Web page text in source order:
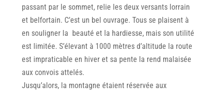
passant par le sommet, relie les deux versants lorrain
et belfortain. C’est un bel ouvrage. Tous se plaisent à
en souligner la beauté et la hardiesse, mais son utilité
est limitée. S’élevant à 1000 mètres d’altitude la route
est impraticable en hiver et sa pente la rend malaisée
aux convois attelés.
Jusqu’alors, la montagne étaient réservée aux